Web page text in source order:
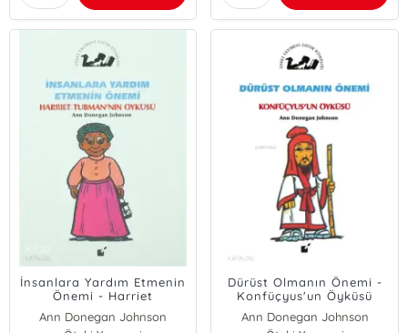
İnsanlara Yardım Etmenin
Önemi - Harriet
Tubman'nın Öyküsü
Ann Donegan Johnson
Dürüst Olmanın Önemi -
Konfüçyus'un Öyküsü
Ann Donegan Johnson